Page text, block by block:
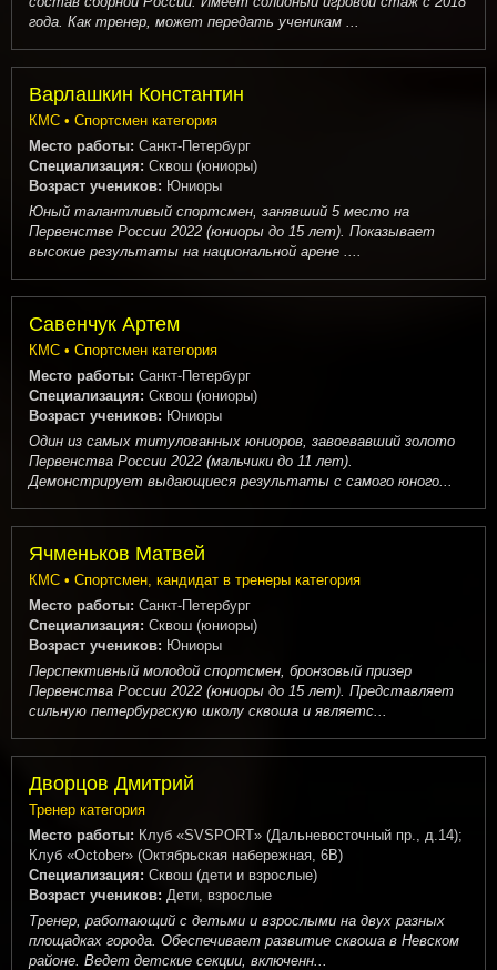
года. Как тренер, может передать ученикам ...
Варлашкин Константин
КМС • Спортсмен категория
Место работы: Санкт-Петербург
Специализация: Сквош (юниоры)
Возраст учеников: Юниоры
Юный талантливый спортсмен, занявший 5 место на
Первенстве России 2022 (юниоры до 15 лет). Показывает
высокие результаты на национальной арене ....
Савенчук Артем
КМС • Спортсмен категория
Место работы: Санкт-Петербург
Специализация: Сквош (юниоры)
Возраст учеников: Юниоры
Один из самых титулованных юниоров, завоевавший золото
Первенства России 2022 (мальчики до 11 лет).
Демонстрирует выдающиеся результаты с самого юного...
Ячменьков Матвей
КМС • Спортсмен, кандидат в тренеры категория
Место работы: Санкт-Петербург
Специализация: Сквош (юниоры)
Возраст учеников: Юниоры
Перспективный молодой спортсмен, бронзовый призер
Первенства России 2022 (юниоры до 15 лет). Представляет
сильную петербургскую школу сквоша и являетс...
Дворцов Дмитрий
Тренер категория
Место работы: Клуб «SVSPORT» (Дальневосточный пр., д.14);
Клуб «October» (Октябрьская набережная, 6В)
Специализация: Сквош (дети и взрослые)
Возраст учеников: Дети, взрослые
Тренер, работающий с детьми и взрослыми на двух разных
площадках города. Обеспечивает развитие сквоша в Невском
районе. Ведет детские секции, включенн...